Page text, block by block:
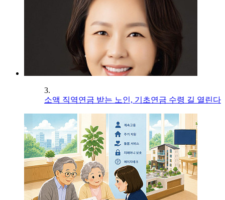
3.
소액 직역연금 받는 노인, 기초연금 수령 길 열린다